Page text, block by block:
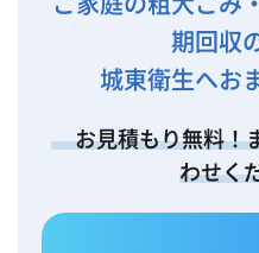
期回収
城東衛生へお
お見積もり無料！
わせく